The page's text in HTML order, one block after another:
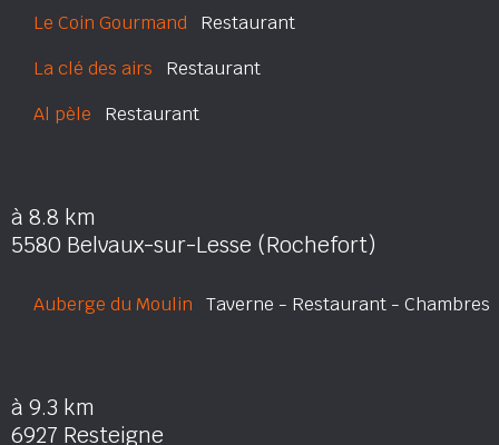
Le Coin Gourmand Restaurant
La clé des airs Restaurant
Al pèle Restaurant
à 8.8 km
5580 Belvaux-sur-Lesse (Rochefort)
Auberge du Moulin Taverne - Restaurant - Chambres
à 9.3 km
6927 Resteigne